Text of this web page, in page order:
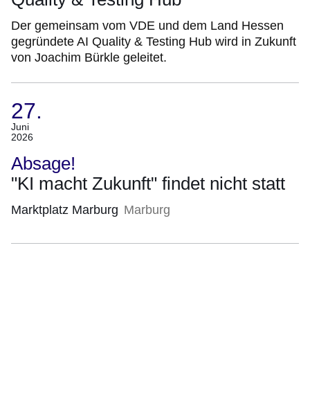
Der gemeinsam vom VDE und dem Land Hessen
gegründete AI Quality & Testing Hub wird in Zukunft
von Joachim Bürkle geleitet.
27.
Juni
2026
(Termin:
27.
Juni
Absage!
"KI macht Zukunft" findet nicht statt
Marktplatz Marburg Marburg